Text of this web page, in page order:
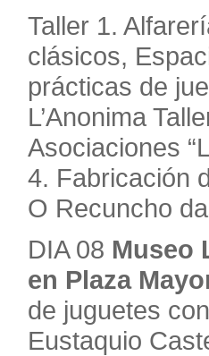
Taller 1.
clásicos,
prácticas de
L’Anonima
Asociaciones
4. Fabricación
O Recuncho
DIA 08 Museo
en Plaza
de juguetes
Eustaquio